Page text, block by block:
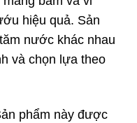
hiệu quả. Sản
nước khác nhau
và chọn lựa theo
phẩm này được